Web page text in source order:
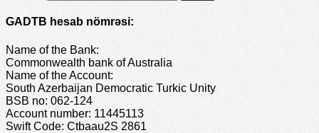
GADTB hesab nömrəsi:
Name of the Bank:
Commonwealth bank of Australia
Name of the Account:
South Azerbaijan Democratic Turkic Unity
BSB no: 062-124
Account number: 11445113
Swift Code: Ctbaau2S 2861